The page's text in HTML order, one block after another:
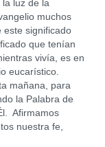
luz de la
muchos
este significado
que tenían
vivía, es en
eucarístico.
mañana, para
la Palabra de
Afirmamos
nuestra fe,